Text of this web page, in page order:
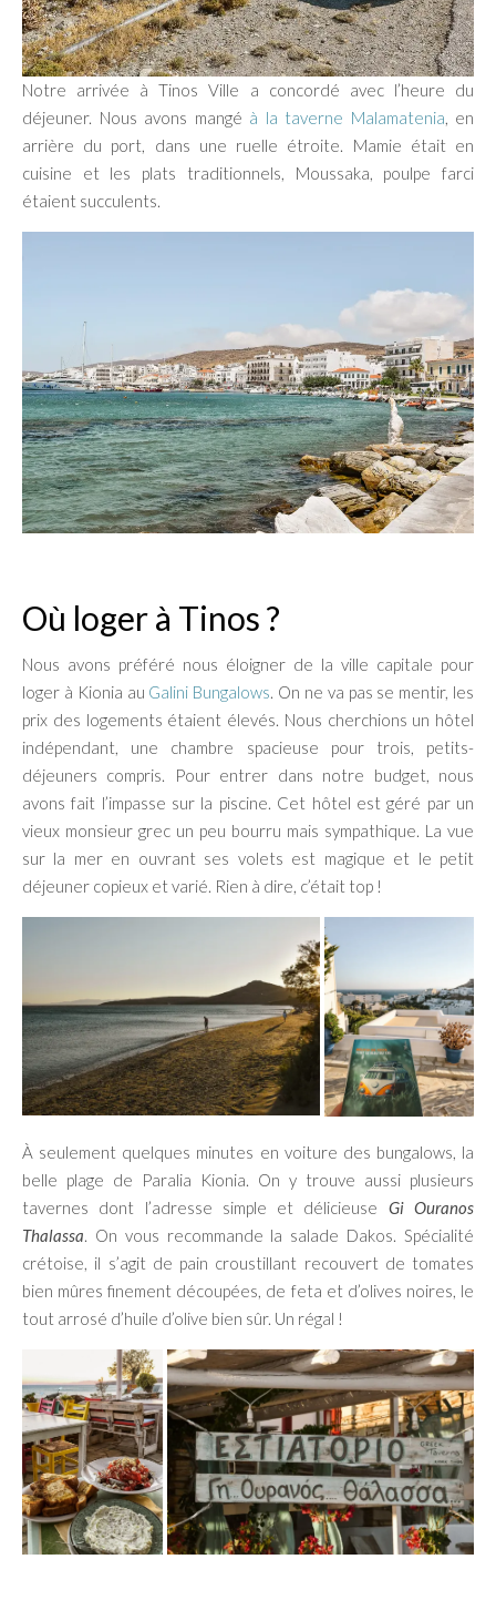
Notre arrivée à Tinos Ville a concordé avec l’heure du
déjeuner. Nous avons mangé à la taverne Malamatenia, en
arrière du port, dans une ruelle étroite. Mamie était en
cuisine et les plats traditionnels, Moussaka, poulpe farci
étaient succulents.
Où loger à Tinos ?
Nous avons préféré nous éloigner de la ville capitale pour
loger à Kionia au Galini Bungalows. On ne va pas se mentir, les
prix des logements étaient élevés. Nous cherchions un hôtel
indépendant, une chambre spacieuse pour trois, petits-
déjeuners compris. Pour entrer dans notre budget, nous
avons fait l’impasse sur la piscine. Cet hôtel est géré par un
vieux monsieur grec un peu bourru mais sympathique. La vue
sur la mer en ouvrant ses volets est magique et le petit
déjeuner copieux et varié. Rien à dire, c’était top !
À seulement quelques minutes en voiture des bungalows, la
belle plage de Paralia Kionia. On y trouve aussi plusieurs
tavernes dont l’adresse simple et délicieuse Gi Ouranos
Thalassa. On vous recommande la salade Dakos. Spécialité
crétoise, il s’agit de pain croustillant recouvert de tomates
bien mûres finement découpées, de feta et d’olives noires, le
tout arrosé d’huile d’olive bien sûr. Un régal !